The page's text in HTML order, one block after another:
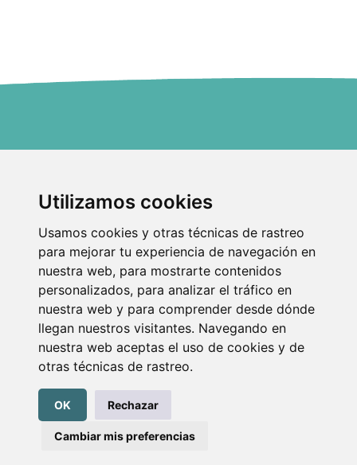
Utilizamos cookies
Usamos cookies y otras técnicas de rastreo
para mejorar tu experiencia de navegación en
nuestra web, para mostrarte contenidos
personalizados, para analizar el tráfico en
nuestra web y para comprender desde dónde
llegan nuestros visitantes. Navegando en
nuestra web aceptas el uso de cookies y de
otras técnicas de rastreo.
OK Rechazar
Cambiar mis preferencias
Dirección:
C/ Doctor Martí i Julià,
de Llobregat, Barcelona
Teléfono:
934740002
Dirección:
C/ Los Batanes 16, 2º
Henares, Madrid
Teléfono:
Horario de oficina: De 08:00 a 15:00
Email: info@transeduca.com
WhatsApp: 685377502
Navega
Inicio
Nosotros
Material pedagógico
Blog
Preguntas frecuentes
Legales
Política de Privacidad
Aviso legal
Asistente Transeduca
Transeduca. ¿En qué puedo ayudarte
Iniciar sesión